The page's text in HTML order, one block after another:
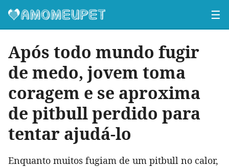
☰
Após todo mundo fugir
de medo, jovem toma
coragem e se aproxima
de pitbull perdido para
tentar ajudá-lo
Enquanto muitos fugiam de um pitbull no calor,